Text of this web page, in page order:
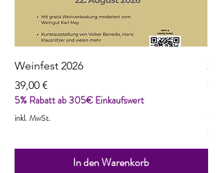
Weinfest 2026
Preis
39,00 €
5% Rabatt ab 305€ Einkaufswert
inkl. MwSt.
In den Warenkorb